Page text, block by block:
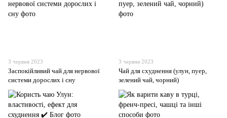
3 червня 2023
Заспокійливий чай для нервової
системи дорослих і сну
3 червня 2023
Чай для схуднення (улун, пуер,
зелений чай, чорний)